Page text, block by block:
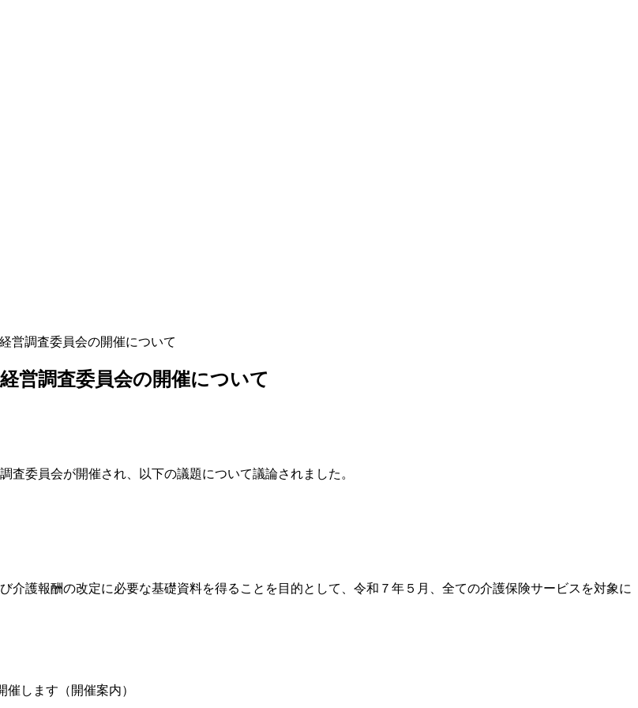
営調査委員会の開催について
営調査委員会の開催について
査委員会が開催され、以下の議題について議論されました。
護報酬の改定に必要な基礎資料を得ることを目的として、令和７年５月、全ての介護保険サービスを対象に
します（開催案内）